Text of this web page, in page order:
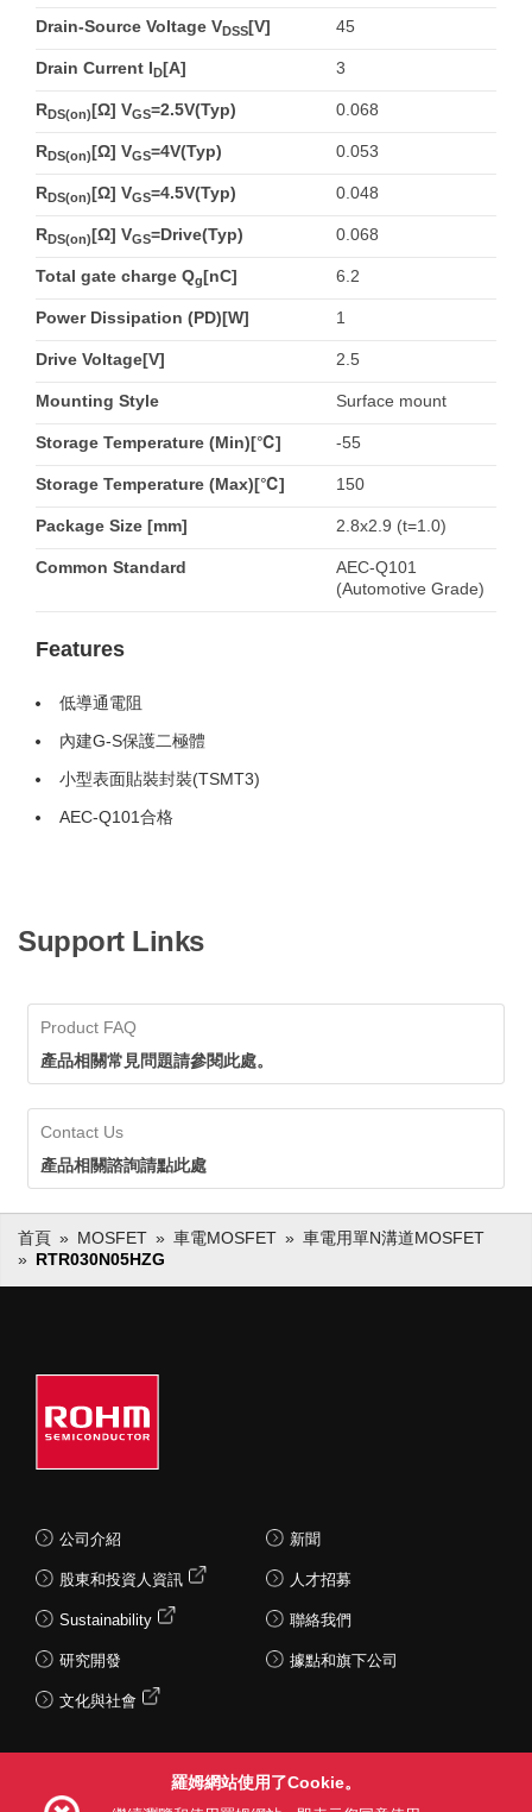
Drain-Source Voltage VDSS[V] 45
Drain Current ID[A] 3
RDS(on)[Ω] VGS=2.5V(Typ) 0.068
RDS(on)[Ω] VGS=4V(Typ) 0.053
RDS(on)[Ω] VGS=4.5V(Typ) 0.048
RDS(on)[Ω] VGS=Drive(Typ) 0.068
Total gate charge Qg[nC] 6.2
Power Dissipation (PD)[W] 1
Drive Voltage[V] 2.5
Mounting Style Surface mount
Storage Temperature (Min)[℃] -55
Storage Temperature (Max)[℃] 150
Package Size [mm] 2.8x2.9 (t=1.0)
Common Standard
AEC-Q101
(Automotive Grade)
Features
低導通電阻
內建G-S保護二極體
小型表面貼裝封裝(TSMT3)
AEC-Q101合格
Support Links
Product FAQ
產品相關常見問題請參閱此處。
Contact Us
產品相關諮詢請點此處
首頁 MOSFET 車電MOSFET
車電用單N溝道MOSFET
RTR030N05HZG
公司介紹
股東和投資人資訊
Sustainability
研究開發
文化與社會
新聞
人才招募
聯絡我們
據點和旗下公司
羅姆網站使用了Cookie。